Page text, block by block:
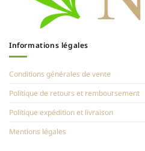
Informations légales
Conditions générales de vente
Politique de retours et remboursement
Politique expédition et livraison
Mentions légales